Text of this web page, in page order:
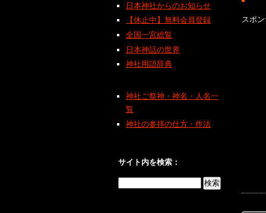
スポ
日本神社からのお知らせ
【休止中】無料会員登録
全国一宮総覧
日本神話の世界
神社用語辞典
神社ご祭神・神名・人名一
覧
神社の参拝の仕方・作法
サイト内を検索：